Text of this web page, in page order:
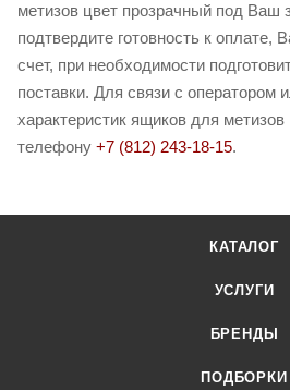
метизов цвет прозрачный под Ваш
подтвердите готовность к
счет, при необходимости
поставки. Для связи с оператором
характеристик ящиков для
телефону +7 (812) 243-18-15.
КАТАЛОГ
УСЛУГИ
БРЕНДЫ
ПОДБОРКИ